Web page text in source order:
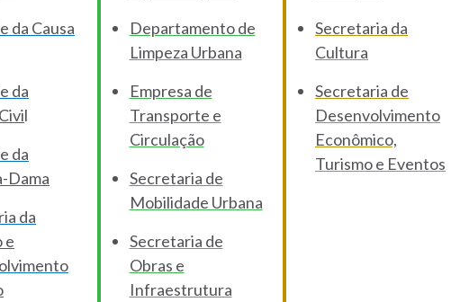
da Causa
da
l
da
Dama
da
e
Departamento de
Limpeza Urbana
Empresa de
Transporte e
Circulação
Secretaria de
Mobilidade Urbana
Secretaria de
Obras e
Infraestrutura
Secretaria da
Cultura
Secretaria de
Desenvolvimento
Econômico,
Turismo e Eventos